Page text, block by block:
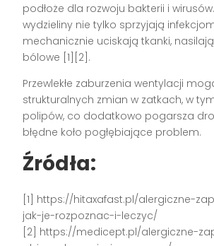
podłoże dla rozwoju bakterii i
wydzieliny nie tylko sprzyjają
mechanicznie uciskają tkanki,
bólowe [1][2].
Przewlekłe zaburzenia wentylacji
strukturalnych zmian w zatkach, w
polipów, co dodatkowo pogarsza
błędne koło pogłębiające problem.
Źródła:
[1] https://hitaxafast.pl/alergiczne-
jak-je-rozpoznac-i-leczyc/
[2] https://medicept.pl/alergiczne-